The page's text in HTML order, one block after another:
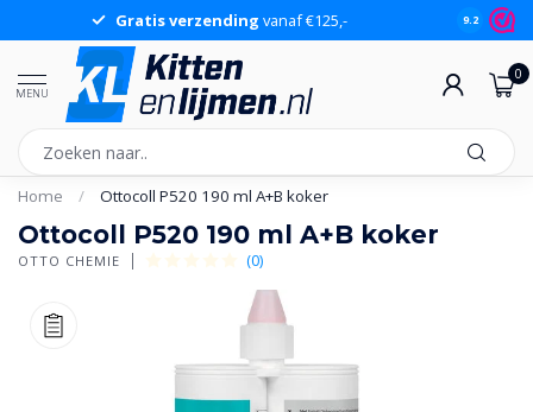
Gratis verzending vanaf €125,- 9.2
MENU
0
Home / Ottocoll P520 190 ml A+B koker
Ottocoll P520 190 ml A+B koker
OTTO CHEMIE (0)